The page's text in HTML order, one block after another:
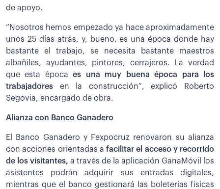
de apoyo.
”Nosotros hemos empezado ya hace aproximadamente
unos 25 días atrás, y, bueno, es una época donde hay
bastante el trabajo, se necesita bastante maestros
albañiles, ayudantes, pintores, cerrajeros. La verdad
que esta épocaes una muy buena época para los
trabajadores en la construcción”, explicó Roberto
Segovia, encargado de obra.
Alianza con Banco Ganadero
El Banco Ganadero y Fexpocruz renovaron su alianza
con acciones orientadas a facilitar el acceso y recorrido
de los visitantes, a través de la aplicación GanaMóvil los
asistentes podrán adquirir sus entradas digitales,
mientras que el banco gestionará las boleterías físicas